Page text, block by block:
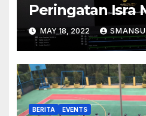
Peringatan Isra
MAY 18, 2022
BERITA EVENTS